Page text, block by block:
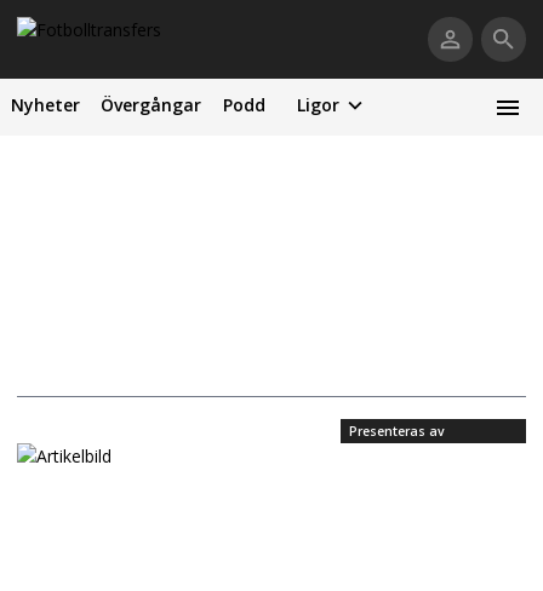
Nyheter Övergångar Podd Ligor
Presenteras av